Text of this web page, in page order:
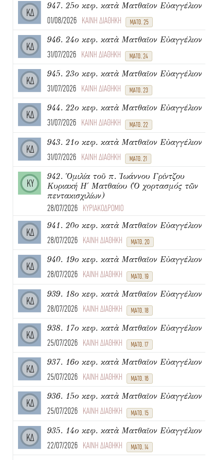
ΚΔ
947. 25ο κεφ. κατὰ Ματθαῖον Εὐαγγέλιον
01/08/2026 ΚΑΙΝΗ ΔΙΑΘΗΚΗ ΜΑΤΘ. 25
ΚΔ
946. 24ο κεφ. κατὰ Ματθαῖον Εὐαγγέλιον
31/07/2026 ΚΑΙΝΗ ΔΙΑΘΗΚΗ ΜΑΤΘ. 24
ΚΔ
945. 23ο κεφ. κατὰ Ματθαῖον Εὐαγγέλιον
31/07/2026 ΚΑΙΝΗ ΔΙΑΘΗΚΗ ΜΑΤΘ. 23
ΚΔ
944. 22ο κεφ. κατὰ Ματθαῖον Εὐαγγέλιον
31/07/2026 ΚΑΙΝΗ ΔΙΑΘΗΚΗ ΜΑΤΘ. 22
ΚΔ
943. 21ο κεφ. κατὰ Ματθαῖον Εὐαγγέλιον
31/07/2026 ΚΑΙΝΗ ΔΙΑΘΗΚΗ ΜΑΤΘ. 21
ΚΥ
942. Ὁμιλία τοῦ π. Ἰωάννου Γρίντζου
Κυριακή Η΄ Ματθαίου (Ὁ χορτασμός τῶν
πεντακισχιλίων)
28/07/2026 ΚΥΡΙΑΚΟΔΡΟΜΙΟ
ΚΔ
941. 20ο κεφ. κατὰ Ματθαῖον Εὐαγγέλιον
28/07/2026 ΚΑΙΝΗ ΔΙΑΘΗΚΗ ΜΑΤΘ. 20
ΚΔ
940. 19ο κεφ. κατὰ Ματθαῖον Εὐαγγέλιον
28/07/2026 ΚΑΙΝΗ ΔΙΑΘΗΚΗ ΜΑΤΘ. 19
ΚΔ
939. 18ο κεφ. κατὰ Ματθαῖον Εὐαγγέλιον
28/07/2026 ΚΑΙΝΗ ΔΙΑΘΗΚΗ ΜΑΤΘ. 18
ΚΔ
938. 17ο κεφ. κατὰ Ματθαῖον Εὐαγγέλιον
25/07/2026 ΚΑΙΝΗ ΔΙΑΘΗΚΗ ΜΑΤΘ. 17
ΚΔ
937. 16ο κεφ. κατὰ Ματθαῖον Εὐαγγέλιον
25/07/2026 ΚΑΙΝΗ ΔΙΑΘΗΚΗ ΜΑΤΘ. 16
ΚΔ
936. 15ο κεφ. κατὰ Ματθαῖον Εὐαγγέλιον
25/07/2026 ΚΑΙΝΗ ΔΙΑΘΗΚΗ ΜΑΤΘ. 15
ΚΔ
935. 14ο κεφ. κατὰ Ματθαῖον Εὐαγγέλιον
22/07/2026 ΚΑΙΝΗ ΔΙΑΘΗΚΗ ΜΑΤΘ. 14